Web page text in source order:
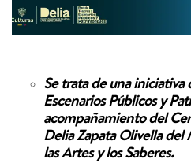
Se trata de una iniciativa
Escenarios Públicos y
acompañamiento del
Delia Zapata Olivella del
las Artes y los Saberes.